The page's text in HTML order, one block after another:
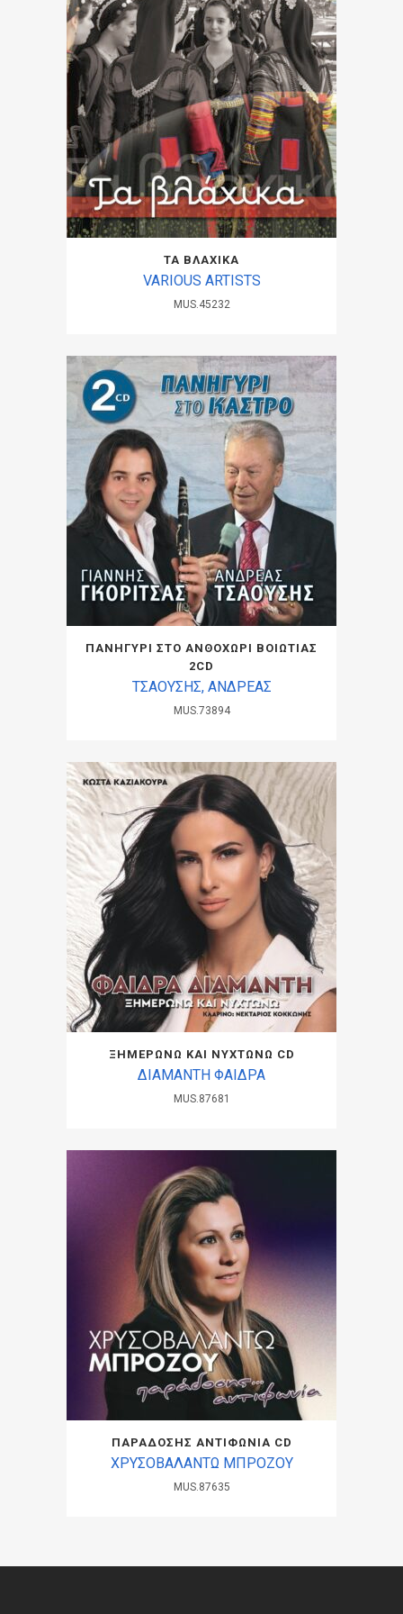
ΤΑ ΒΛΑΧΙΚΑ
VARIOUS ARTISTS
MUS.45232
ΠΑΝΗΓΥΡΙ ΣΤΟ ΑΝΘΟΧΩΡΙ ΒΟΙΩΤΙΑΣ
2CD
ΤΣΑΟΥΣΗΣ, ΑΝΔΡΕΑΣ
MUS.73894
ΞΗΜΕΡΩΝΩ ΚΑΙ ΝΥΧΤΩΝΩ CD
ΔΙΑΜΑΝΤΗ ΦΑΙΔΡΑ
MUS.87681
ΠΑΡΑΔΟΣΗΣ ΑΝΤΙΦΩΝΙΑ CD
ΧΡΥΣΟΒΑΛΑΝΤΩ ΜΠΡΟΖΟΥ
MUS.87635